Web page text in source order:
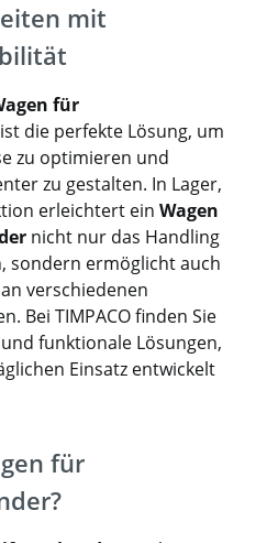
mit
für
ist die perfekte Lösung, um
zu optimieren und
zu gestalten. In Lager,
erleichtert ein Wagen
nicht nur das Handling
sondern ermöglicht auch
verschiedenen
Bei TIMPACO finden Sie
funktionale Lösungen,
Einsatz entwickelt
für